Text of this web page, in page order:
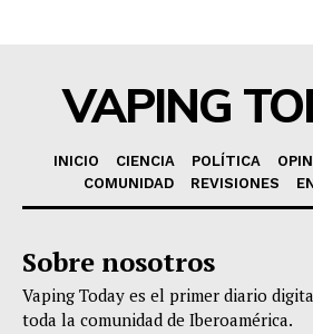
VAPING
INICIO CIENCIA POLÍTICA
COMUNIDAD
REVISIONES
Sobre nosotros
Vaping Today es el primer diario
toda la comunidad de Iberoamérica.